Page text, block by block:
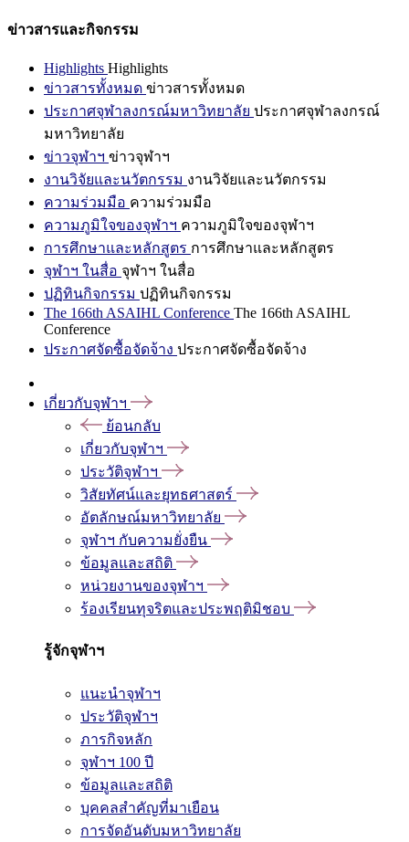
ข่าวสารและกิจกรรม
Highlights Highlights
ข่าวสารทั้งหมด ข่าวสารทั้งหมด
ประกาศจุฬาลงกรณ์มหาวิทยาลัย ประกาศจุฬาลงกรณ์
มหาวิทยาลัย
ข่าวจุฬาฯ ข่าวจุฬาฯ
งานวิจัยและนวัตกรรม งานวิจัยและนวัตกรรม
ความร่วมมือ ความร่วมมือ
ความภูมิใจของจุฬาฯ ความภูมิใจของจุฬาฯ
การศึกษาและหลักสูตร การศึกษาและหลักสูตร
จุฬาฯ ในสื่อ จุฬาฯ ในสื่อ
ปฏิทินกิจกรรม ปฏิทินกิจกรรม
The 166th ASAIHL Conference The 166th ASAIHL
Conference
ประกาศจัดซื้อจัดจ้าง ประกาศจัดซื้อจัดจ้าง
เกี่ยวกับจุฬาฯ
ย้อนกลับ
เกี่ยวกับจุฬาฯ
ประวัติจุฬาฯ
วิสัยทัศน์และยุทธศาสตร์
อัตลักษณ์มหาวิทยาลัย
จุฬาฯ กับความยั่งยืน
ข้อมูลและสถิติ
หน่วยงานของจุฬาฯ
ร้องเรียนทุจริตและประพฤติมิชอบ
รู้จักจุฬาฯ
แนะนำจุฬาฯ
ประวัติจุฬาฯ
ภารกิจหลัก
จุฬาฯ 100 ปี
ข้อมูลและสถิติ
บุคคลสำคัญที่มาเยือน
การจัดอันดับมหาวิทยาลัย